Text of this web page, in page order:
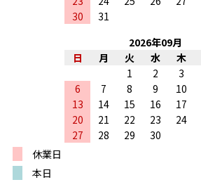
30
31
2026年09月
日
月 火 水 木
1
2 3
6
7 8 9 10
13
14 15 16 17
20
21 22 23 24
27
28 29
30
休業日
本日